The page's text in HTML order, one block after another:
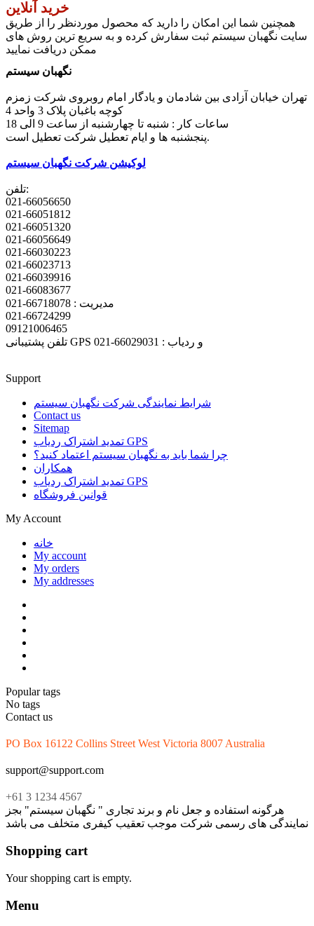
خرید آنلاین
همچنین شما این امکان را دارید که محصول موردنظر را از طریق
سایت نگهبان سیستم ثبت سفارش کرده و به سریع ترین روش های
ممکن دریافت نمایید
نگهبان سیستم
تهران خیابان آزادی بین شادمان و یادگار امام روبروی شرکت زمزم
کوچه باغبان پلاک 3 واحد 4
پنجشنبه ها و ایام تعطیل شرکت تعطیل است.
لوکیشن شرکت نگهبان سیستم
تلفن:
021-66056650
021-66051812
021-66051320
021-66056649
021-66030223
021-66023713
021-66039916
021-66083677
مدیریت : 66718078-021
021-66724299
09121006465
تلفن پشتیبانی GPS و ردیاب : 66029031-021
Support
شرایط نمایندگی شرکت نگهبان سیستم
Contact us
Sitemap
تمدید اشتراک ردیاب GPS
چرا شما باید به نگهبان سیستم اعتماد کنید؟
همکاران
تمدید اشتراک ردیاب GPS
قوانین فروشگاه
My Account
خانه
My account
My orders
My addresses
Popular tags
No tags
Contact us
PO Box 16122 Collins Street West Victoria 8007 Australia
support@support.com
+61 3 1234 4567
هرگونه استفاده و جعل نام و برند تجاری " نگهبان سیستم" بجز
نمایندگی های رسمی شرکت موجب تعقیب کیفری متخلف می باشد
Shopping cart
Your shopping cart is empty.
Menu